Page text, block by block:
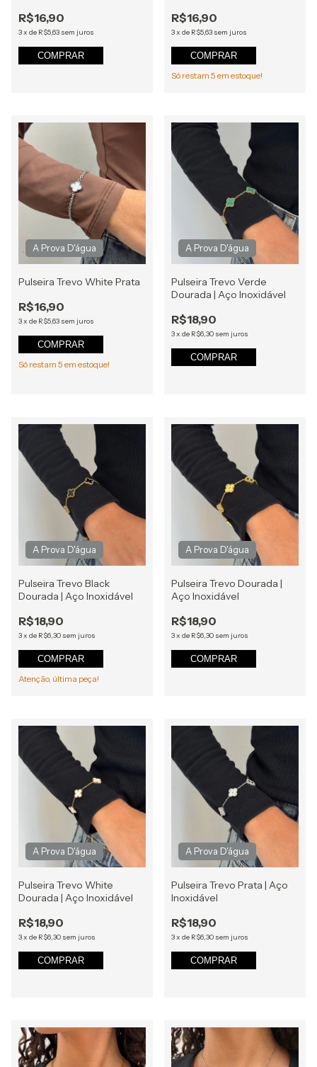
R$16,90
3x de R$5,63 sem juros
COMPRAR
R$16,90
3x de R$5,63 sem juros
COMPRAR
Só restam 5 em estoque!
Pulseira Trevo White Prata
R$16,90
3x de R$5,63 sem juros
COMPRAR
Só restam 5 em estoque!
Pulseira Trevo Verde
Dourada | Aço Inoxidável
R$18,90
3x de R$6,30 sem juros
COMPRAR
Pulseira Trevo Black
Dourada | Aço Inoxidável
R$18,90
3x de R$6,30 sem juros
COMPRAR
Atenção, última peça!
Pulseira Trevo Dourada |
Aço Inoxidável
R$18,90
3x de R$6,30 sem juros
COMPRAR
Pulseira Trevo White
Dourada | Aço Inoxidável
R$18,90
3x de R$6,30 sem juros
COMPRAR
Pulseira Trevo Prata | Aço
Inoxidável
R$18,90
3x de R$6,30 sem juros
COMPRAR